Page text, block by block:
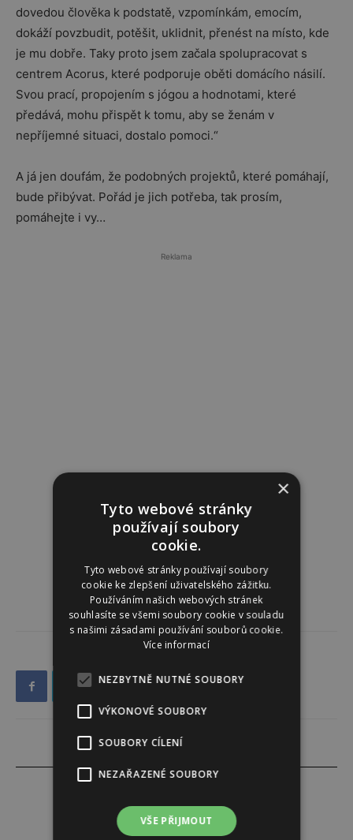
dovedou člověka k podstatě, vzpomínkám, emocím,
dokáží povzbudit, potěšit, uklidnit, přenést na místo, kde
je mu dobře. Taky proto jsem začala spolupracovat s
centrem Acorus, které podporuje oběti domácího násilí.
Svou prací, propojením s jógou a hodnotami, které
předává, mohu přispět k tomu, aby se ženám v
nepříjemné situaci, dostalo pomoci.“
A já jen doufám, že podobných projektů, které pomáhají,
bude přibývat. Pořád je jich potřeba, tak prosím,
pomáhejte i vy…
Reklama
×
Tyto webové stránky
používají soubory
cookie.
Tyto webové stránky používají soubory
cookie ke zlepšení uživatelského zážitku.
Používáním našich webových stránek
souhlasíte se všemi soubory cookie v souladu
s našimi zásadami používání souborů cookie.
Více informací
NEZBYTNĚ NUTNÉ SOUBORY
VÝKONOVÉ SOUBORY
SOUBORY CÍLENÍ
NEZAŘAZENÉ SOUBORY
VŠE PŘIJMOUT